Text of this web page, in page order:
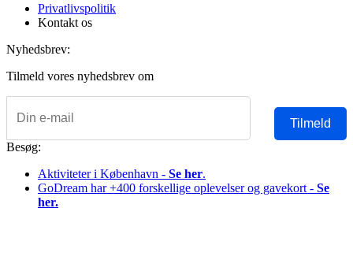
Privatlivspolitik
Kontakt os
Nyhedsbrev:
Tilmeld vores nyhedsbrev om
Tilmeld
Besøg:
Aktiviteter i København - Se her.
GoDream har +400 forskellige oplevelser og gavekort - Se
her.